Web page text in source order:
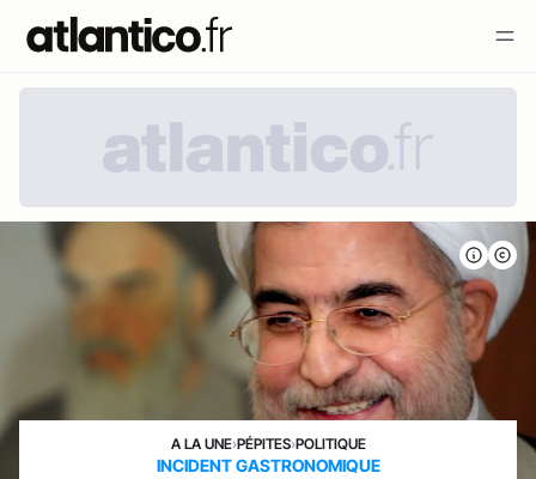
A LA UNE›PÉPITES›POLITIQUE
INCIDENT GASTRONOMIQUE